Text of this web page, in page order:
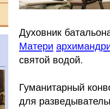
Духовник
Матери
святой водой.
Гуманитарный
для